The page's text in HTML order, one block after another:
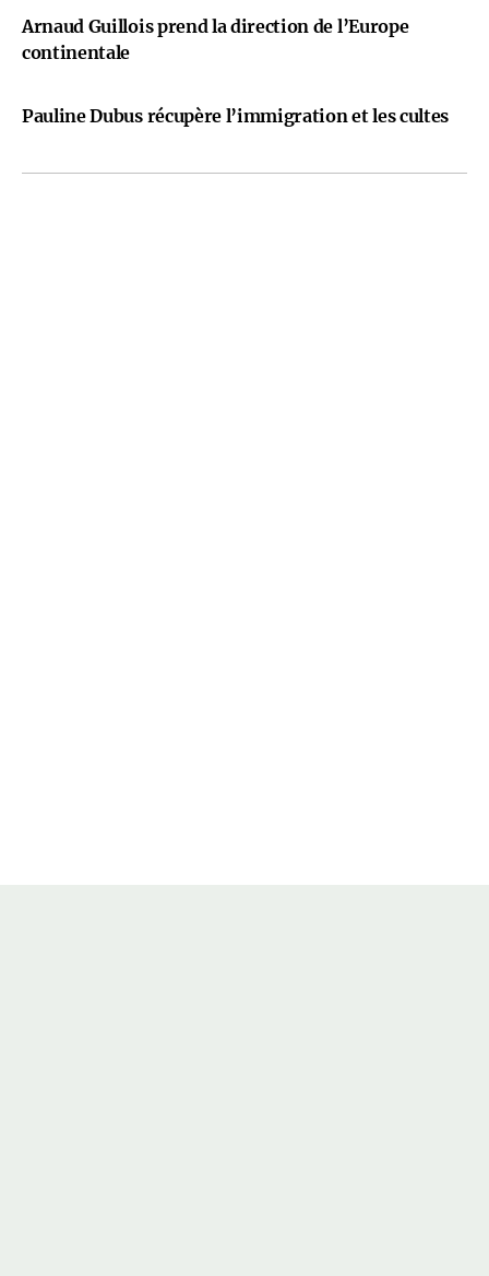
Arnaud Guillois prend la direction de l’Europe
continentale
Pauline Dubus récupère l’immigration et les cultes